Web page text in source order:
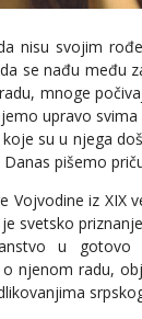
nisu svojim
se nađu među
mnoge
upravo
su u njega
pišemo
Vojvodine iz
svetsko
u gotovo
njenom radu,